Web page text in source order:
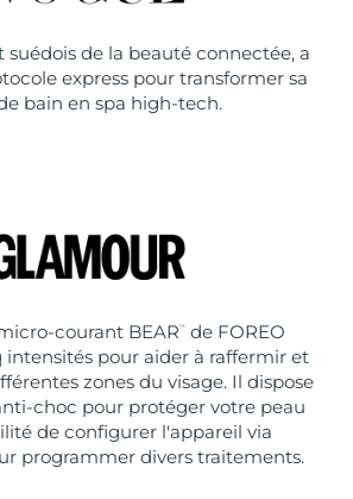
suédois de la beauté connectée, a
express pour transformer sa
bain en spa high-tech.
courant BEAR ™
de FOREO
intensités pour aider à raffermir et
zones du visage. Il dispose
choc pour protéger votre peau
de configurer l'appareil via
programmer divers traitements.